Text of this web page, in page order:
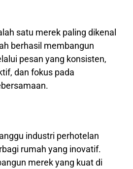
satu merek paling dikenal
berhasil membangun
pesan yang konsisten,
dan fokus pada
industri perhotelan
rumah yang inovatif.
merek yang kuat di